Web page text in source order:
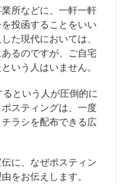
所などに、一軒一軒
投函することをいい
た現代においては、
るのですが、ご自宅
いう人はいません。
という人が圧倒的に
スティングは、一度
ラシを配布できる広
に、なぜポスティン
をお伝えします。